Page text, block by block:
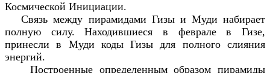
Космической Инициации.
Связь между пирамидами Гизы и Муди набирает
полную силу. Находившиеся в феврале в Гизе,
принесли в Муди коды Гизы для полного слияния
энергий.
Построенные определенным образом пирамиды